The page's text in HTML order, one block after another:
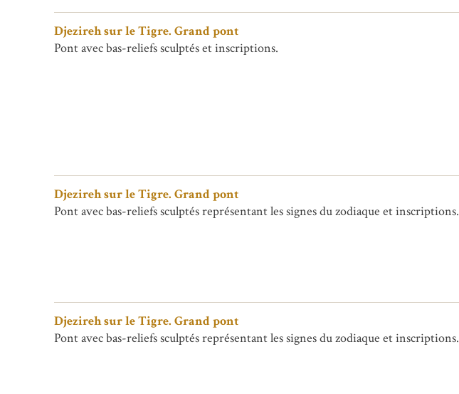
Djezireh sur le Tigre. Grand pont
Pont avec bas-reliefs sculptés et inscriptions.
Djezireh sur le Tigre. Grand pont
Pont avec bas-reliefs sculptés représentant les signes du zodiaque et inscriptions.
Djezireh sur le Tigre. Grand pont
Pont avec bas-reliefs sculptés représentant les signes du zodiaque et inscriptions.